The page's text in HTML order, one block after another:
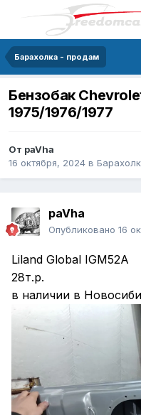
Барахолка - продам
Бензобак
1975/1976/1977
От paVha
16 октября, 2024 в
paVha
Опубликовано 16
Liland Global IGM52A
28т.р.
в наличии в